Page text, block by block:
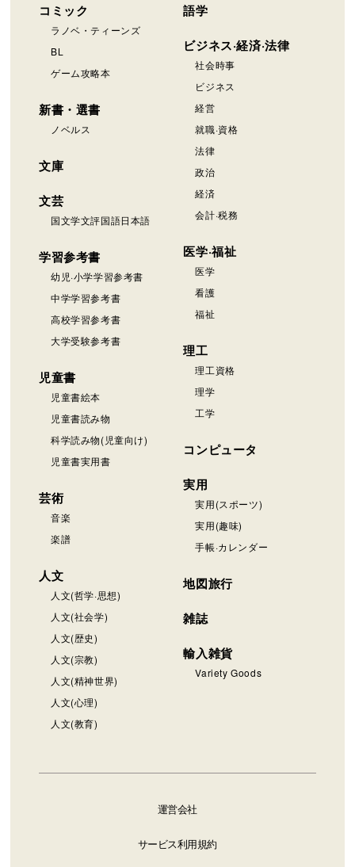
コミック
ラノベ・ティーンズ
BL
ゲーム攻略本
新書・選書
ノベルス
文庫
文芸
国文学文評国語日本語
学習参考書
幼児·小学学習参考書
中学学習参考書
高校学習参考書
大学受験参考書
児童書
児童書絵本
児童書読み物
科学読み物(児童向け)
児童書実用書
芸術
音楽
楽譜
人文
人文(哲学·思想)
人文(社会学)
人文(歴史)
人文(宗教)
人文(精神世界)
人文(心理)
人文(教育)
語学
ビジネス·経済·法律
社会時事
ビジネス
経営
就職·資格
法律
政治
経済
会計·税務
医学·福祉
医学
看護
福祉
理工
理工資格
理学
工学
コンピュータ
実用
実用(スポーツ)
実用(趣味)
手帳·カレンダー
地図旅行
雑誌
輸入雑貨
Variety Goods
運営会社
サービス利用規約